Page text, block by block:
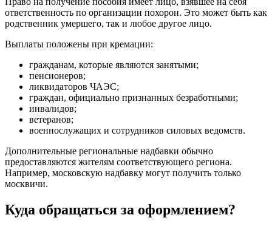
ответственность по организации похорон. Это может быть как
родственник умершего, так и любое другое лицо.
Выплаты положены при кремации:
гражданам, которые являются занятыми;
пенсионеров;
ликвидаторов ЧАЭС;
граждан, официально признанных безработными;
инвалидов;
ветеранов;
военнослужащих и сотрудников силовых ведомств.
Дополнительные региональные надбавки обычно
предоставляются жителям соответствующего региона.
Например, московскую надбавку могут получить только
москвичи.
Куда обращаться за оформлением?